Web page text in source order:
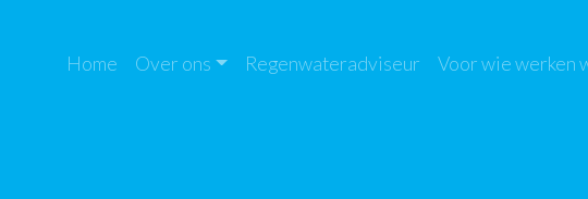
Home Over ons Regenwateradviseur Voor wie werken